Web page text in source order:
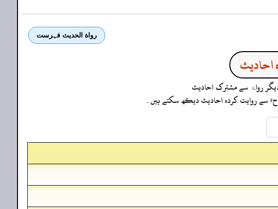
رواة الحديث فہرست
احادیث
رواۃ سے مشترک احادیث
«ح» سے روایت کردہ احادیث دیکھ سکتے ہیں۔